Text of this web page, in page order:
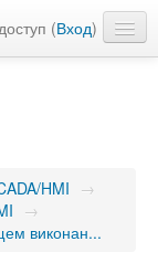
(Вход)
HMI
→
→
виконан...